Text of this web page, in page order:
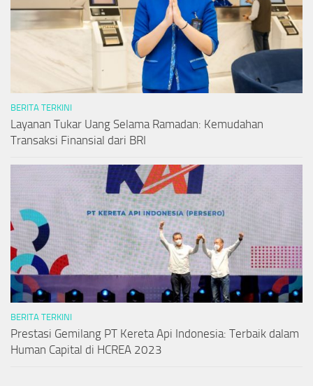
BERITA TERKINI
Layanan Tukar Uang Selama Ramadan: Kemudahan
Transaksi Finansial dari BRI
BERITA TERKINI
Prestasi Gemilang PT Kereta Api Indonesia: Terbaik dalam
Human Capital di HCREA 2023